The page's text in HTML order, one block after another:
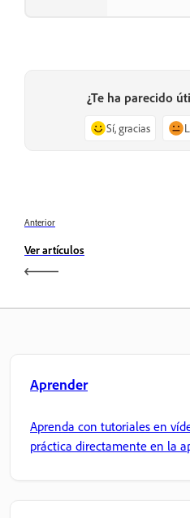
¿Te ha parecido
Sí, gracias
Anterior
Ver artículos
Aprender
Aprenda con tutoriales en
práctica directamente en la